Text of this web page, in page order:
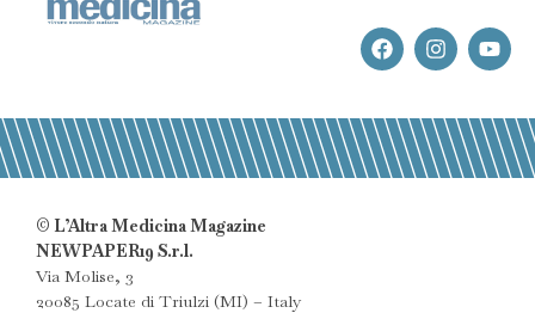
© L’Altra Medicina Magazine
NEWPAPER19 S.r.l.
Via Molise, 3
20085 Locate di Triulzi (MI) – Italy